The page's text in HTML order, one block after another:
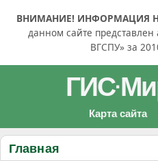
ВНИМАНИЕ! ИНФОРМАЦИЯ
данном сайте
ВГСПУ» за
ГИС·
Карта сайта
Главная